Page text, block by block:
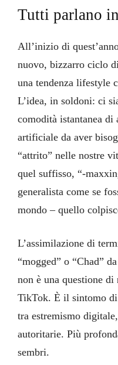
Tutti parlano
All’inizio di
nuovo, bizzarro ciclo
una tendenza lifestyle
L’idea, in soldoni: ci
comodità istantanea di
artificiale da aver
“attrito” nelle nostre
quel suffisso, “-
generalista come se
mondo – quello
L’assimilazione di
“mogged” o “Chad”
non è una questione
TikTok. È il sintomo di
tra estremismo
autoritarie. Più
sembri.